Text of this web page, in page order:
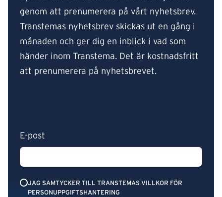
genom att prenumerera på vårt nyhetsbrev.
Transtemas nyhetsbrev skickas ut en gång i
månaden och ger dig en inblick i vad som
händer inom Transtema. Det är kostnadsfritt
att prenumerera på nyhetsbrevet.
E-post
JAG SAMTYCKER TILL TRANSTEMAS VILLKOR FÖR
PERSONUPPGIFTSHANTERING